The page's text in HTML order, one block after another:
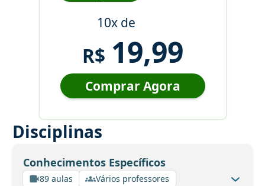
10x de
R$ 19,99
Comprar Agora
Disciplinas
Conhecimentos Específicos
89 aulas
Vários professores